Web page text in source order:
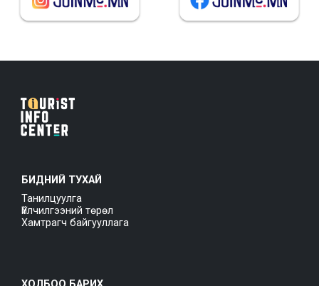
БИДНИЙ ТУХАЙ
Танилцуулга
Үйлчилгээний төрөл
Хамтрагч байгууллага